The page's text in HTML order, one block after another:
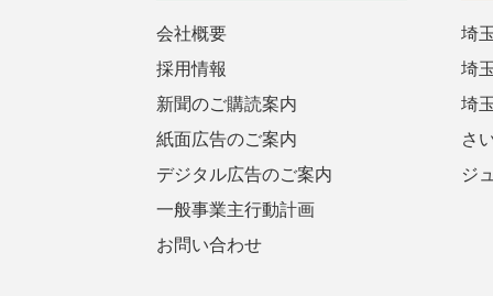
会社概要
採用情報
新聞のご購読案内
紙面広告のご案内
デジタル広告のご案内
一般事業主行動計画
お問い合わせ
埼
埼
埼
さ
ジ